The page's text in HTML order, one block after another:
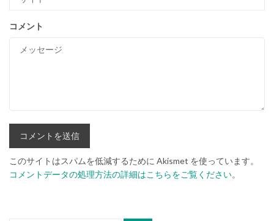
コメント
このサイトはスパムを低減するために Akismet を使っています。
コメントデータの処理方法の詳細はこちらをご覧ください。